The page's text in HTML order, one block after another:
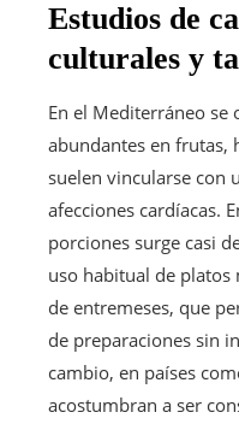
Estudios de
culturales y
En el Mediterráneo se
abundantes en frutas,
suelen vincularse con
afecciones cardíacas.
porciones surge casi
uso habitual de platos
de entremeses, que
de preparaciones sin
cambio, en países
acostumbran a ser